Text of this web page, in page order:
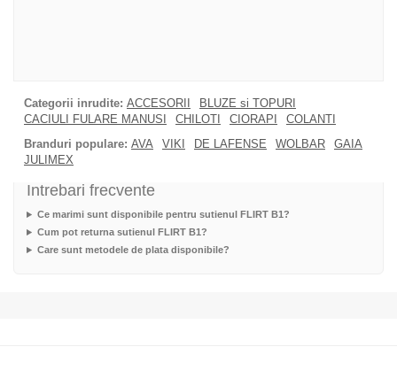
Categorii inrudite: ACCESORII
BLUZE si TOPURI
CACIULI FULARE MANUSI
CHILOTI CIORAPI
COLANTI
Branduri populare: AVA VIKI DE LAFENSE WOLBAR
GAIA
JULIMEX
Intrebari frecvente
Ce marimi sunt disponibile pentru sutienul FLIRT B1?
Cum pot returna sutienul FLIRT B1?
Care sunt metodele de plata disponibile?